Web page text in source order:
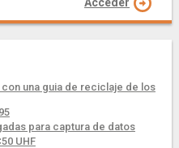
una guia de reciclaje de los
para captura de datos
UHF